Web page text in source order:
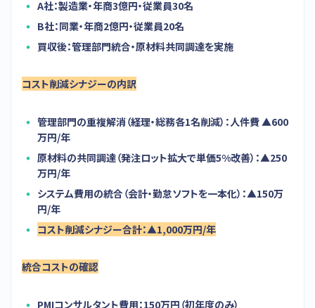
A社：製造業・年商3億円・従業員30名
B社：同業・年商2億円・従業員20名
買収後：管理部門統合・原材料共同調達を実施
コスト削減シナジーの内訳
管理部門の重複解消（経理・総務各1名削減）：人件費 ▲600
万円/年
原材料の共同調達（発注ロット拡大で単価5%改善）：▲250
万円/年
システム費用の統合（会計・勤怠ソフトを一本化）：▲150万
円/年
コスト削減シナジー合計：▲1,000万円/年
統合コストの確認
PMIコンサルタント費用：150万円（初年度のみ）